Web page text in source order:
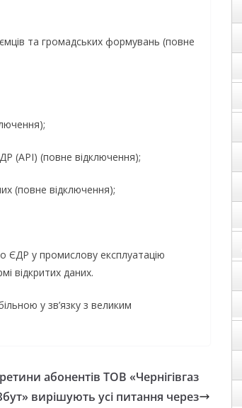
та громадських формувань (повне
(API) (повне відключення);
(повне відключення);
ЄДР у промислову експлуатацію
відкритих даних.
у зв’язку з великим
абонентів ТОВ «Чернігівгаз
вирішують усі питання через